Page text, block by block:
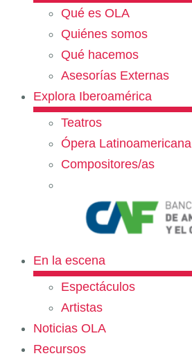
Qué es OLA
Quiénes somos
Qué hacemos
Asesorías Externas
Explora Iberoamérica
Teatros
Ópera Latinoamericana
Compositores/as
En la escena
Espectáculos
Artistas
Noticias OLA
Recursos